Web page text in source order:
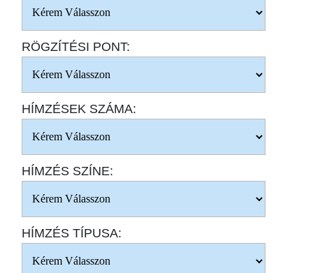
RÖGZÍTÉSI PONT:
HÍMZÉSEK SZÁMA:
HÍMZÉS SZÍNE:
HÍMZÉS TÍPUSA: